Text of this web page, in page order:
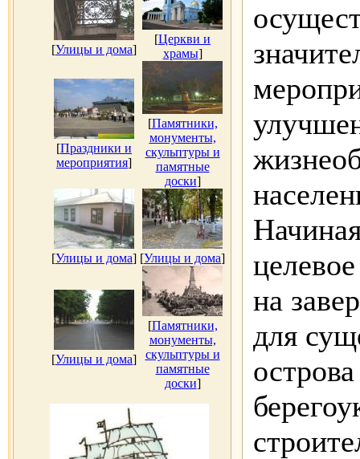
[Улицы и дома]
[Церкви и
храмы]
[Праздники и
мероприятия]
[Памятники,
монументы,
скульптуры и
памятные
доски]
[Улицы и дома] [Улицы и дома]
[Улицы и дома]
[Памятники,
монументы,
скульптуры и
памятные
доски]
на
для